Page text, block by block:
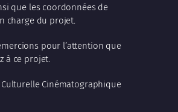
que les coordonnées de
charge du projet.
pour l’attention que
à ce projet.
Culturelle Cinématographique